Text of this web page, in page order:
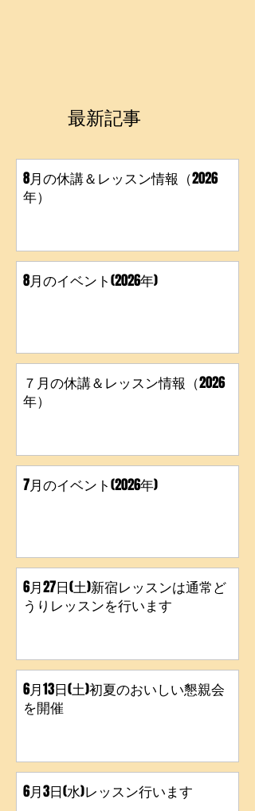
成していきます。 （新しい振付は４月25日(土)から
性も可)。...
最新記事
8月の休講＆レッスン情報（2026
年）
8月のイベント(2026年)
７月の休講＆レッスン情報（2026
年）
7月のイベント(2026年)
6月27日(土)新宿レッスンは通常ど
うりレッスンを行います
6月13日(土)初夏のおいしい懇親会
を開催
6月3日(水)レッスン行います